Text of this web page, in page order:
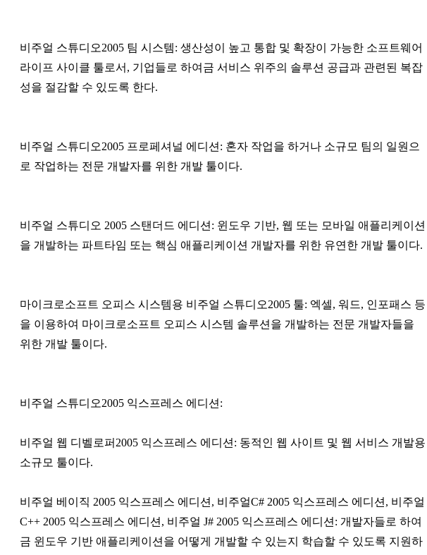
비주얼 스튜디오2005 팀 시스템: 생산성이 높고 통합 및 확장이 가능한 소프트웨어
라이프 사이클 툴로서, 기업들로 하여금 서비스 위주의 솔루션 공급과 관련된 복잡
성을 절감할 수 있도록 한다.
비주얼 스튜디오2005 프로페셔널 에디션: 혼자 작업을 하거나 소규모 팀의 일원으
로 작업하는 전문 개발자를 위한 개발 툴이다.
비주얼 스튜디오 2005 스탠더드 에디션: 윈도우 기반, 웹 또는 모바일 애플리케이션
을 개발하는 파트타임 또는 핵심 애플리케이션 개발자를 위한 유연한 개발 툴이다.
마이크로소프트 오피스 시스템용 비주얼 스튜디오2005 툴: 엑셀, 워드, 인포패스 등
을 이용하여 마이크로소프트 오피스 시스템 솔루션을 개발하는 전문 개발자들을
위한 개발 툴이다.
비주얼 스튜디오2005 익스프레스 에디션:
비주얼 웹 디벨로퍼2005 익스프레스 에디션: 동적인 웹 사이트 및 웹 서비스 개발용
소규모 툴이다.
비주얼 베이직 2005 익스프레스 에디션, 비주얼C# 2005 익스프레스 에디션, 비주얼
C++ 2005 익스프레스 에디션, 비주얼 J# 2005 익스프레스 에디션: 개발자들로 하여
금 윈도우 기반 애플리케이션을 어떻게 개발할 수 있는지 학습할 수 있도록 지원하